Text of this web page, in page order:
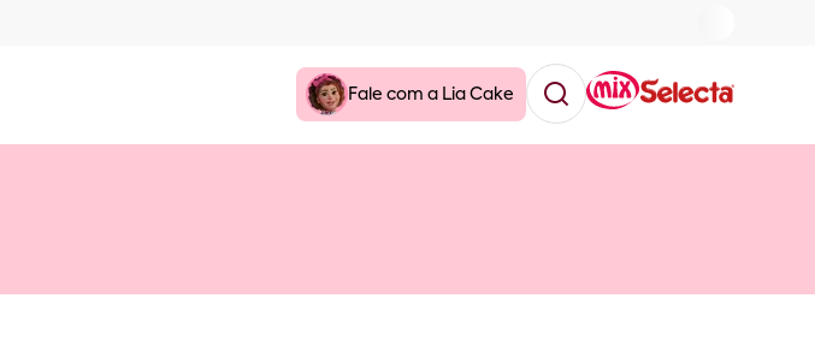
Fale com a Lia Cake